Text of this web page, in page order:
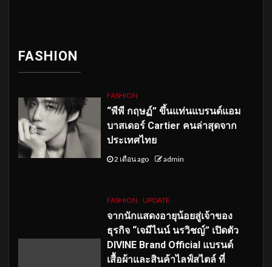
FASHION
FASHION
“พีพี กฤษฏ์” ขึ้นแท่นแบรนด์แอม
บาสเดอร์ Cartier คนล่าสุดจาก
ประเทศไทย
2 เดือน ago admin
FASHION UPDATE
จากนักแสดงอายุน้อยสู่เจ้าของ
ธุรกิจ “เจมีไนน์ นรวิชญ์” เปิดตัว
DIVINE Brand Official แบรนด์
เสื้อผ้าและสินค้าไลฟ์สไตล์ ที่